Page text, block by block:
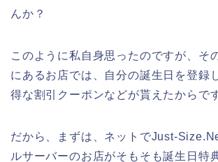
んか？
このように私自身思ったのですが、そ
にあるお店では、自分の誕生日を登録
得な割引クーポンなどが貰えたからで
だから、まずは、ネットでJust-
ルサーバーのお店がそもそも誕生日特